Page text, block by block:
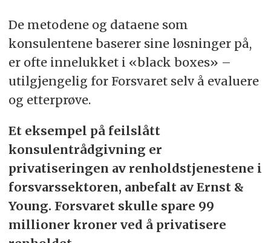
De metodene og dataene som
konsulentene baserer sine løsninger på,
er ofte innelukket i «black boxes» –
utilgjengelig for Forsvaret selv å evaluere
og etterprøve.
Et eksempel på feilslått
konsulentrådgivning er
privatiseringen av renholdstjenestene i
forsvarssektoren, anbefalt av Ernst &
Young. Forsvaret skulle spare 99
millioner kroner ved å privatisere